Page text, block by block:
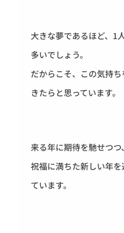
大きな夢であるほど、1
多いでしょう。
だからこそ、この気持
きたらと思っています。
来る年に期待を馳せつつ
祝福に満ちた新しい年
ています。